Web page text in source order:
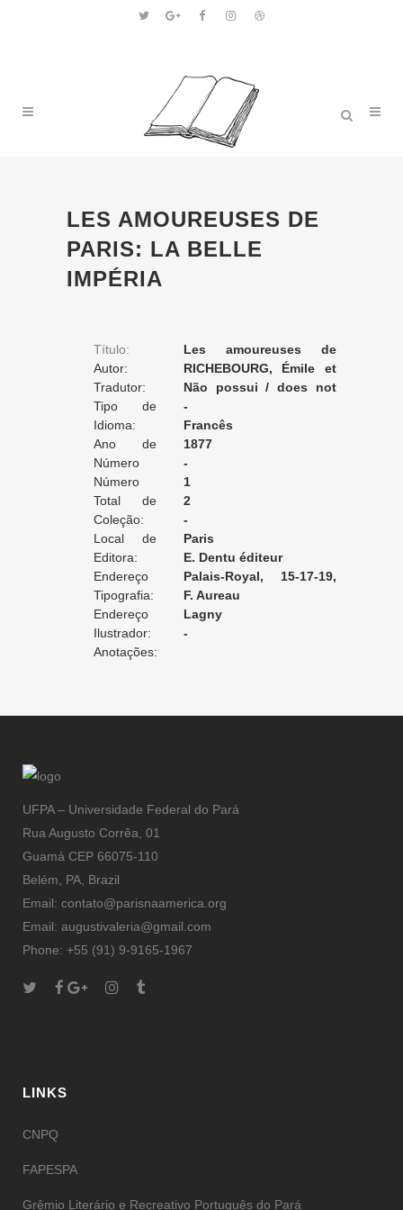
LES AMOUREUSES DE
PARIS: LA BELLE
IMPÉRIA
Título:
Les amoureuses de
Paris: la belle Impéria
Autor:
RICHEBOURG, Émile et
LYDEN, E. de
Tradutor:
Não possui / does not
apply / ne posséde pas
Tipo de
Tradução:
-
Idioma:
Francês
Ano de
Edição:
1877
Número
da Edição:
-
Número
do Volume:
1
Total de
Volumes:
2
Coleção:
-
Local de
Edição:
Paris
Editora:
E. Dentu éditeur
Endereço
da Editora:
Palais-Royal, 15-17-19,
Galerie d'Orléans
Tipografia:
F. Aureau
Endereço
da Tipografia:
Lagny
Ilustrador:
-
Anotações:
UFPA – Universidade Federal do Pará
Rua Augusto Corrêa, 01
Guamá CEP 66075-110
Belém, PA, Brazil
Email: contato@parisnaamerica.org
Email: augustivaleria@gmail.com
Phone: +55 (91) 9-9165-1967
LINKS
CNPQ
FAPESPA
Grêmio Literário e Recreativo Português do Pará